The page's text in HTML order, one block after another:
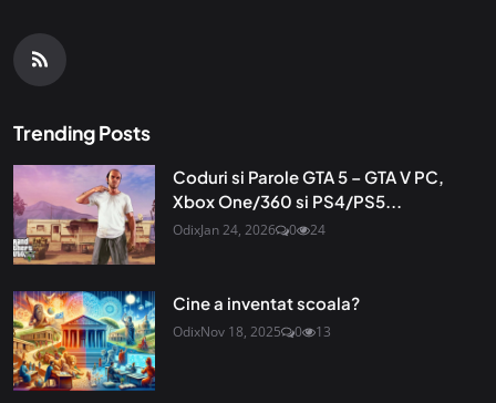
Trending Posts
Coduri si Parole GTA 5 – GTA V PC,
Xbox One/360 si PS4/PS5...
OdixJan 24, 2026 0 24
Cine a inventat scoala?
OdixNov 18, 2025 0 13